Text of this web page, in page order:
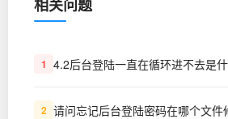
相关问题
1 4.2后台登陆一直在循环进不去是
2 请问忘记后台登陆密码在哪个文件